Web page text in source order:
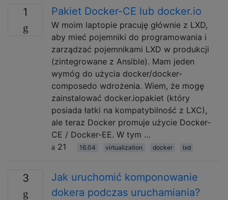
1 Pakiet Docker-CE lub docker.io
W moim laptopie pracuję głównie z LXD,
aby mieć pojemniki do programowania i
zarządzać pojemnikami LXD w produkcji
(zintegrowane z Ansible). Mam jeden
wymóg do użycia docker/docker-
composedo wdrożenia. Wiem, że mogę
zainstalować docker.iopakiet (który
posiada łatki na kompatybilność z LXC),
ale teraz Docker promuje użycie Docker-
CE / Docker-EE. W tym …
21
16.04 virtualization docker lxd
3
Jak uruchomić komponowanie
dokera podczas uruchamiania?